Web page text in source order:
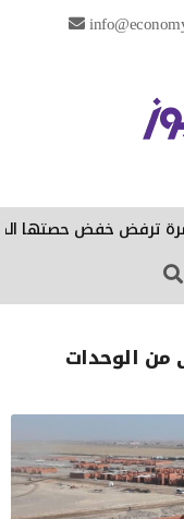
ترفض خفض حصتها
من الوحدات